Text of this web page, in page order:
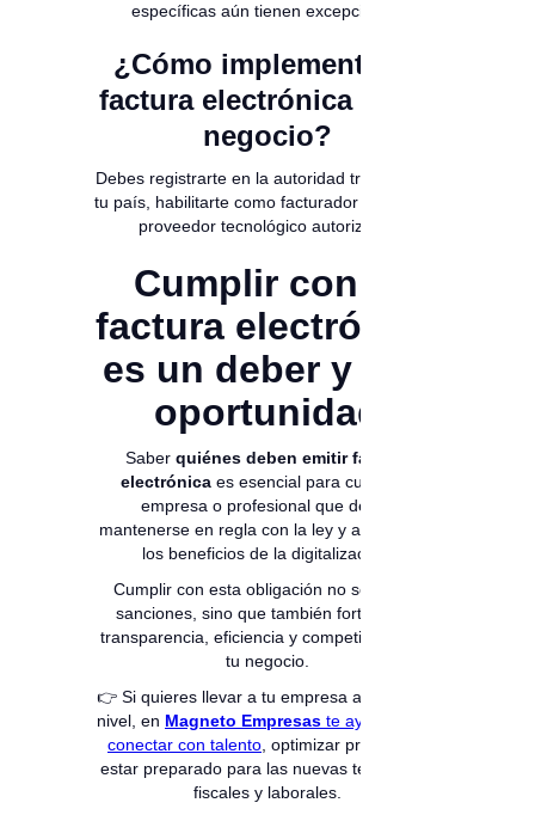
específicas aún tienen excepciones.
¿Cómo implementar la
factura electrónica en mi
negocio?
Debes registrarte en la autoridad tributaria de
tu país, habilitarte como facturador y elegir un
proveedor tecnológico autorizado.
Cumplir con la
factura electrónica
es un deber y una
oportunidad
Saber quiénes deben emitir factura
electrónica es esencial para cualquier
empresa o profesional que desee
mantenerse en regla con la ley y aprovechar
los beneficios de la digitalización.
Cumplir con esta obligación no solo evita
sanciones, sino que también fortalece la
transparencia, eficiencia y competitividad de
tu negocio.
👉 Si quieres llevar a tu empresa al siguiente
nivel, en Magneto Empresas te ayudamos a
conectar con talento , optimizar procesos y
estar preparado para las nuevas tendencias
fiscales y laborales.